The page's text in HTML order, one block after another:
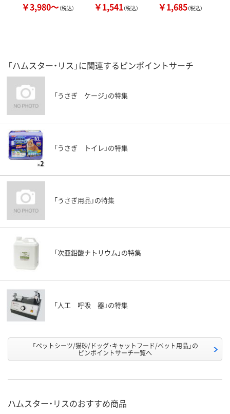
￥3,980～（税込） ￥1,541（税込） ￥1,685（税込）
「ハムスター・リス」に関連するピンポイントサーチ
「うさぎ ケージ」の特集
「うさぎ トイレ」の特集
「うさぎ用品」の特集
「次亜鉛酸ナトリウム」の特集
「人工 呼吸 器」の特集
「ペットシーツ/猫砂/ドッグ・キャットフード/ペット用品」の
ピンポイントサーチ一覧へ
ハムスター・リスのおすすめ商品